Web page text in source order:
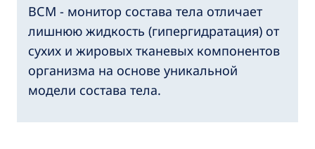
ВСМ - монитор состава тела отличает
лишнюю жидкость (гипергидратация) от
сухих и жировых тканевых компонентов
организма на основе уникальной
модели состава тела.